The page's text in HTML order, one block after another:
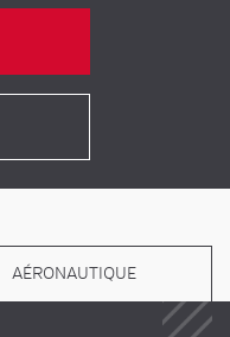
AÉRONAUTIQUE